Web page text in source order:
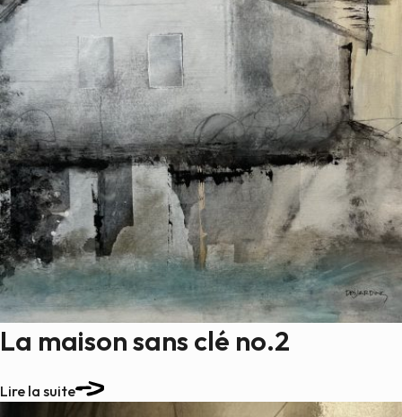
La maison sans clé no.2
Lire la suite